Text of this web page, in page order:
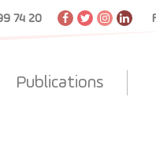
74 20
Publications